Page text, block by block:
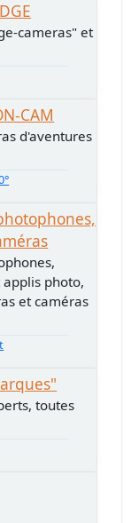
cameras" et
CAM
d'aventures
photo,
et caméras
toutes